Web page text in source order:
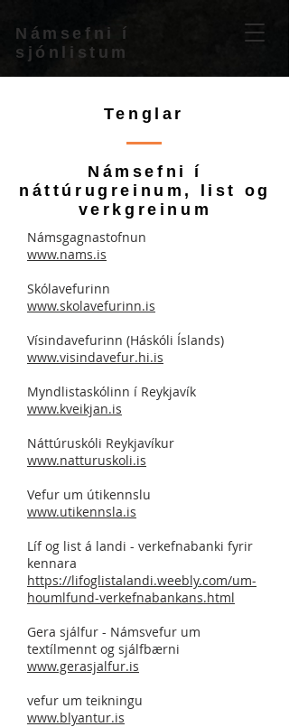
Námsefni í
sjónlistum
Tenglar
Námsefni í
náttúrugreinum, list og
verkgreinum
Námsgagnastofnun
www.nams.is
Skólavefurinn
www.skolavefurinn.is
Vísindavefurinn (Háskóli Íslands)
www.visindavefur.hi.is
Myndlistaskólinn í Reykjavík
www.kveikjan.is
Náttúruskóli Reykjavíkur
www.natturuskoli.is
Vefur um útikennslu
www.utikennsla.is
​Líf og list á landi - verkefnabanki fyrir
kennara
https://lifoglistalandi.weebly.com/um-
houmlfund-verkefnabankans.html
Gera sjálfur - Námsvefur um
textílmennt og sjálfbærni
www.gerasjalfur.is
vefur um teikningu
www.blyantur.is